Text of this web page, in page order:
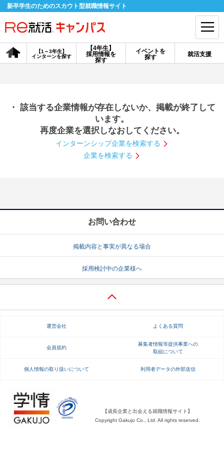
新卒学生のためのスカウト型就職情報サイト
【4年生】
採用情報を
探す
【1～3年生】
インターンを探す
イベントを
探す
就活支援
会員登録 ログイン
探す
【4年生】
説明会を探す
インターンを探す
就活ノウハウ・サポート
就活支援
就活ノウハウが満載！ お役立ち記事・相談室など
適職診断 就活チャンネル
・ 該当する企業情報が存在しないか、掲載が終了して
います。
再度企業を選択しなおしてください。
インターンシップ企業を検索する
企業を検索する
お問い合わせ
掲載内容と事実が異なる場合
採用検討中の企業様へ
運営会社 よくある質問
会員規約
募集者情報等提供事業への
取組について
個人情報の取り扱いについて 利用者データの外部送信
【成長企業と出会える就職情報サイト】
Copyright Gakujo Co., Ltd. All rights reserved.